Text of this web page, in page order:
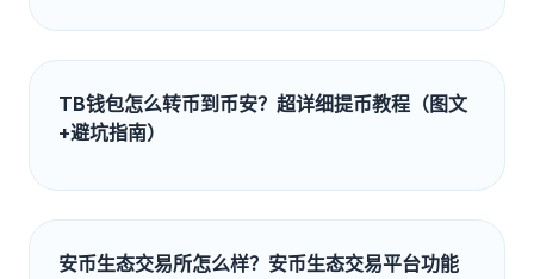
TB钱包怎么转币到币安？超详细提币教程（图文
+避坑指南）
安币生态交易所怎么样？安币生态交易平台功能